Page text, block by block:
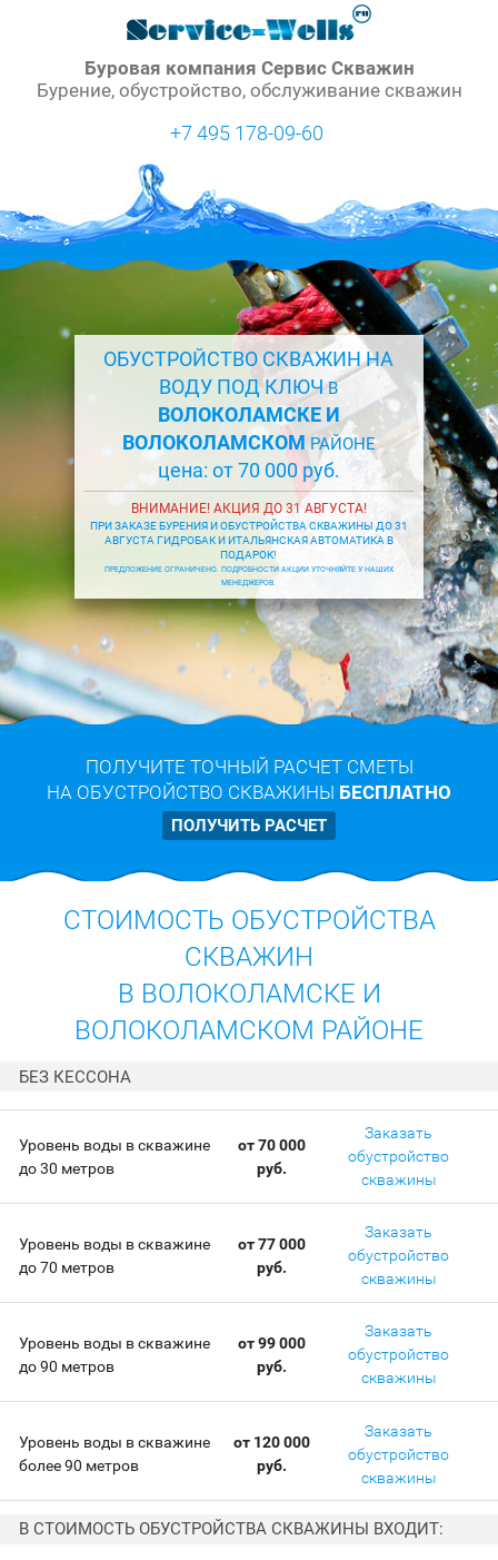
Буровая компания Сервис Скважин
Бурение, обустройство, обслуживание скважин
+7 495 178-09-60
ОБУСТРОЙСТВО СКВАЖИН НА
ВОДУ ПОД КЛЮЧВ
ВОЛОКОЛАМСКЕ И
ВОЛОКОЛАМСКОМ РАЙОНЕ
цена: от 70 000 руб.
ВНИМАНИЕ! АКЦИЯ ДО 31 АВГУСТА!
ПРИ ЗАКАЗЕ БУРЕНИЯ И ОБУСТРОЙСТВА СКВАЖИНЫ ДО 31
АВГУСТА ГИДРОБАК И ИТАЛЬЯНСКАЯ АВТОМАТИКА В
ПОДАРОК!
ПРЕДЛОЖЕНИЕ ОГРАНИЧЕНО. ПОДРОБНОСТИ АКЦИИ УТОЧНЯЙТЕ У НАШИХ
МЕНЕДЖЕРОВ.
ПОЛУЧИТЕ ТОЧНЫЙ РАСЧЕТ СМЕТЫ
НА ОБУСТРОЙСТВО СКВАЖИНЫ БЕСПЛАТНО
ПОЛУЧИТЬ РАСЧЕТ
СТОИМОСТЬ ОБУСТРОЙСТВА
СКВАЖИН
В ВОЛОКОЛАМСКЕ И
ВОЛОКОЛАМСКОМ РАЙОНЕ
БЕЗ КЕССОНА
Уровень воды в скважине
до 30 метров
от 70 000
руб.
Заказать
обустройство
скважины
Уровень воды в скважине
до 70 метров
от 77 000
руб.
Заказать
обустройство
скважины
Уровень воды в скважине
до 90 метров
от 99 000
руб.
Заказать
обустройство
скважины
Уровень воды в скважине
более 90 метров
от 120 000
руб.
Заказать
обустройство
скважины
В СТОИМОСТЬ ОБУСТРОЙСТВА СКВАЖИНЫ ВХОДИТ: